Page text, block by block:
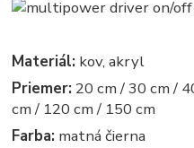
Materiál: kov, akryl
Priemer: 20 cm / 30 cm /
cm / 120 cm / 150 cm
Farba: matná čierna